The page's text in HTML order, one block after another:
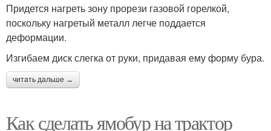
Придется нагреть зону прорези газовой горелкой,
поскольку нагретый металл легче поддается
деформации.
Изгибаем диск слегка от руки, придавая ему форму бура.
читать дальше →
Как сделать ямобур на трактор